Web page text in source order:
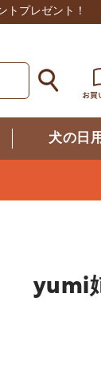
トプレゼント！
犬の日
yumi